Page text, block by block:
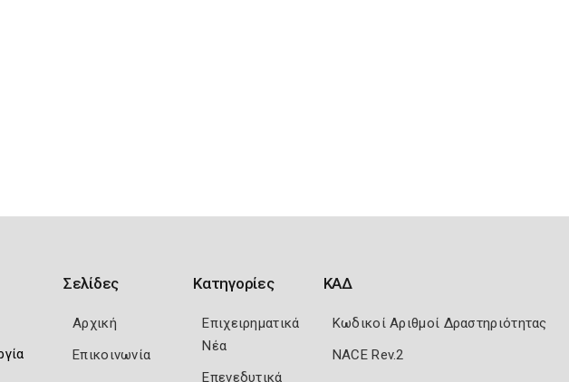
Σελίδες
Αρχική
Επικοινωνία
Κατηγορίες
Επιχειρηματικά
Νέα
Επενεδυτικά
ΚΑΔ
Κωδικοί Αριθμοί Δραστηριότητας
NACE Rev.2